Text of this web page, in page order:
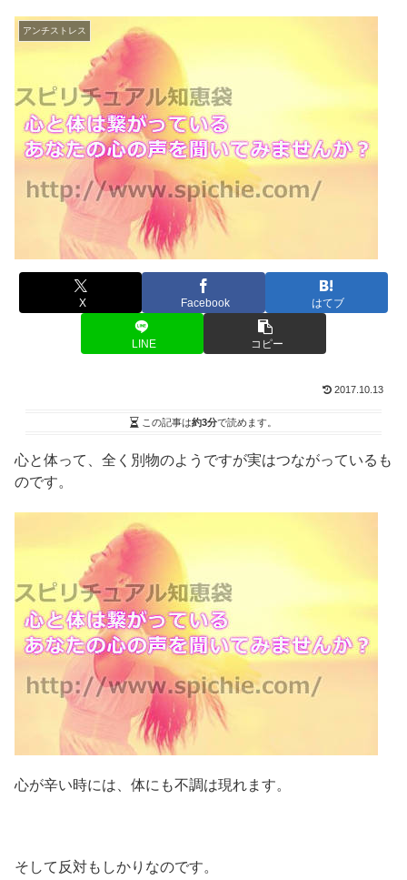
アンチストレス
X Facebook はてブ
LINE コピー
2017.10.13
この記事は約3分で読めます。
心と体って、全く別物のようですが実はつながっているも
のです。
心が辛い時には、体にも不調は現れます。
そして反対もしかりなのです。